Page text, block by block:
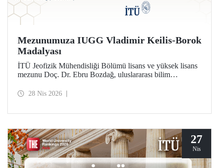
Mezunumuza IUGG Vladimir Keilis-Borok
Madalyası
İTÜ Jeofizik Mühendisliği Bölümü lisans ve yüksek lisans
mezunu Doç. Dr. Ebru Bozdağ, uluslararası bilim
Vladimir Keilis-Borok Madalyası’na (2026) layık görüldü.
28 Nis 2026
27
Nis